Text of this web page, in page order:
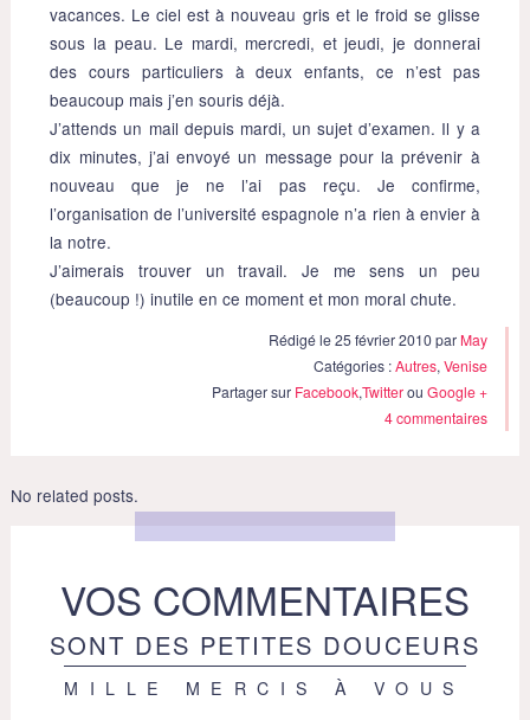
vacances. Le ciel est à nouveau gris et le froid se glisse
sous la peau. Le mardi, mercredi, et jeudi, je donnerai
des cours particuliers à deux enfants, ce n’est pas
beaucoup mais j’en souris déjà.
J’attends un mail depuis mardi, un sujet d’examen. Il y a
dix minutes, j’ai envoyé un message pour la prévenir à
nouveau que je ne l’ai pas reçu. Je confirme,
l’organisation de l’université espagnole n’a rien à envier à
la notre.
J’aimerais trouver un travail. Je me sens un peu
(beaucoup !) inutile en ce moment et mon moral chute.
Rédigé le 25 février 2010 par May
Catégories :Autres,Venise
Partager sur Facebook,TwitterouGoogle +
4 commentaires
No related posts.
VOS COMMENTAIRES
SONT DES PETITES DOUCEURS
MILLE MERCIS À VOUS